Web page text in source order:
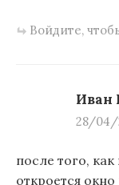
Войдите,
Иван
28/04/
после того,
откроется